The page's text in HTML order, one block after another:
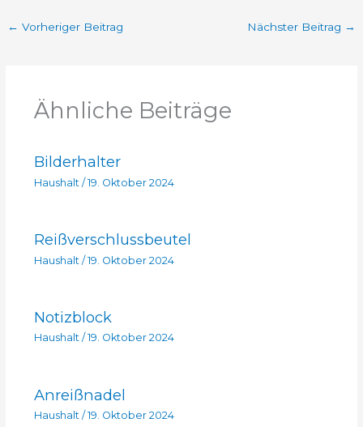
← Vorheriger Beitrag Nächster Beitrag →
Ähnliche Beiträge
Bilderhalter
Haushalt / 19. Oktober 2024
Reißverschlussbeutel
Haushalt /19. Oktober 2024
Notizblock
Haushalt/ 19. Oktober 2024
Anreißnadel
Haushalt/ 19. Oktober 2024